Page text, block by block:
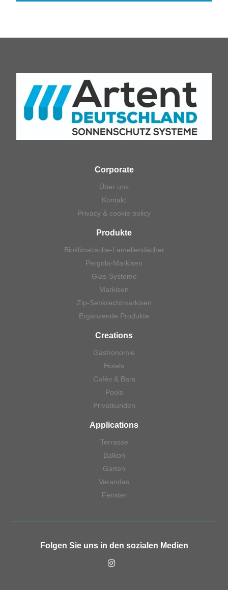
Corporate
Über uns
Kontakt
Privacy & cookie policy
Produkte
Bioklimatische-Lamellendächer
Pergola-Markisen
Glas-Systeme
Markisen
Zip-Senkrechtmarkisen
Ergänzende Produkte
Creations
Gastronomie
Hotels
Cafés & Bars
Pools
Privatkunden
Applications
Terrasse
Balkon
Garten
Verandas
Fenster
Folgen Sie uns in den sozialen Medien